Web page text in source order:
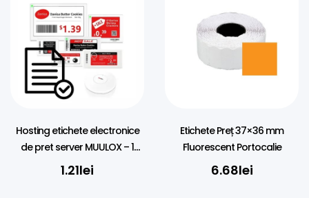
Hosting etichete electronice
de pret server MUULOX – 1
AN/Eticheta
1.21lei
Etichete Preț 37×36 mm
Fluorescent Portocalie
6.68lei